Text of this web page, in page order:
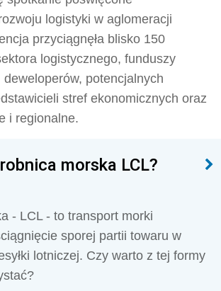
logistyki w aglomeracji
przyciągnęła blisko 150
logistycznego, funduszy
potencjalnych
stref ekonomicznych oraz
i regionalne.
morska LCL?
- LCL - to transport morki
sporej partii towaru w
lotniczej. Czy warto z tej formy